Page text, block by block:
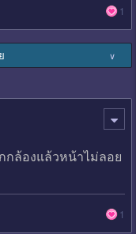
1
∨
กล้องแล้วหน้าไม่ลอย
1